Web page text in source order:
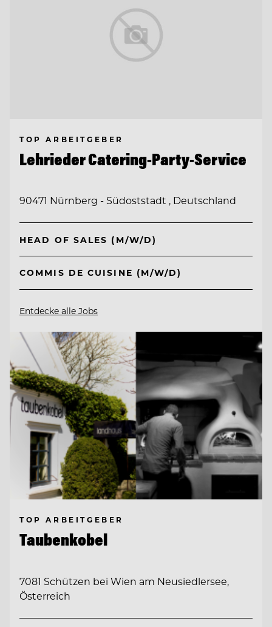
TOP ARBEITGEBER
Lehrieder Catering-Party-Service
90471 Nürnberg - Südoststadt , Deutschland
HEAD OF SALES (M/W/D)
COMMIS DE CUISINE (M/W/D)
Entdecke alle Jobs
TOP ARBEITGEBER
Taubenkobel
7081 Schützen bei Wien am Neusiedlersee,
Österreich